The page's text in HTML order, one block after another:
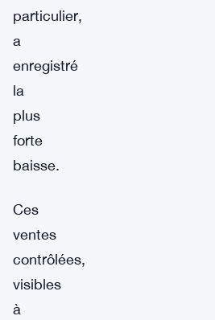
particulier,
a
enregistré
la
plus
forte
baisse.
Ces
ventes
contrôlées,
visibles
à